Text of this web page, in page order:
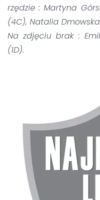
rzędzie : Martyna
(4C), Natalia
Na zdjęciu brak :
(1D).